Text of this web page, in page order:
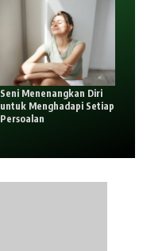
Seni Menenangkan Diri
untuk Menghadapi Setiap
Persoalan